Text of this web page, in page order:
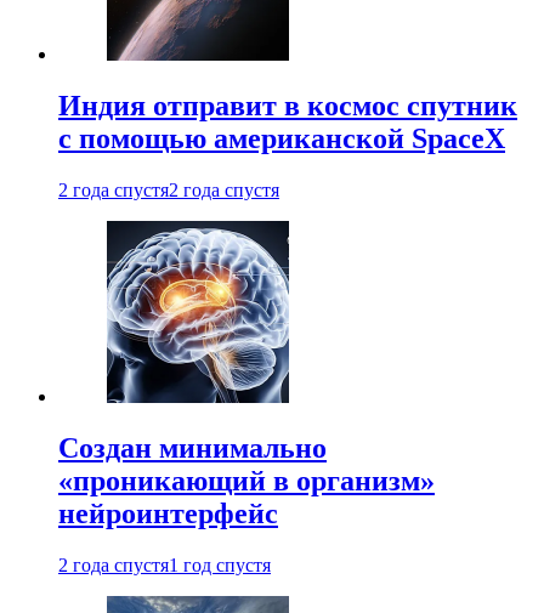
Индия отправит в космос спутник
с помощью американской SpaceX
2 года спустя2 года спустя
Создан минимально
«проникающий в организм»
нейроинтерфейс
2 года спустя1 год спустя